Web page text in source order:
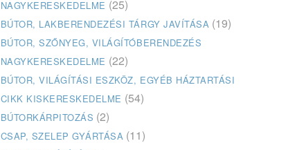
NAGYKERESKEDELME (25)
BÚTOR, LAKBERENDEZÉSI TÁRGY JAVÍTÁSA (19)
BÚTOR, SZŐNYEG, VILÁGÍTÓBERENDEZÉS
NAGYKERESKEDELME (22)
BÚTOR, VILÁGÍTÁSI ESZKÖZ, EGYÉB HÁZTARTÁSI
CIKK KISKERESKEDELME (54)
BÚTORKÁRPITOZÁS (2)
CSAP, SZELEP GYÁRTÁSA (11)